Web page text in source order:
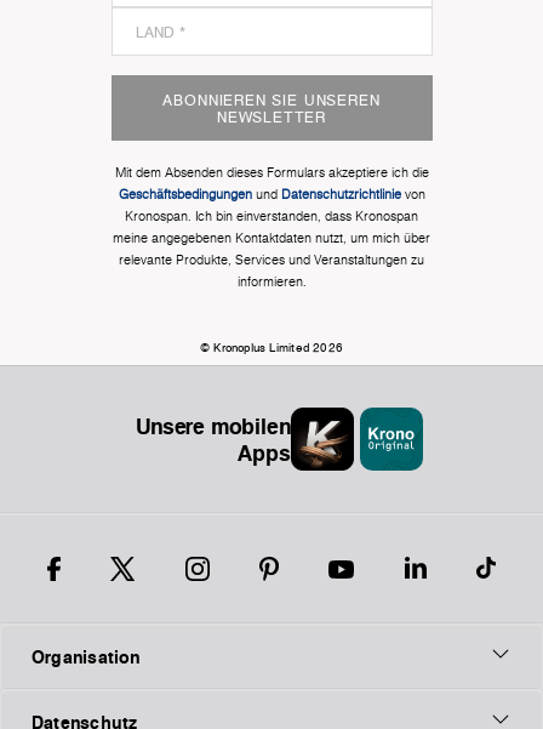
ABONNIEREN SIE UNSEREN
NEWSLETTER
Mit dem Absenden dieses Formulars akzeptiere ich die
Geschäftsbedingungenund Datenschutzrichtlinievon
Kronospan. Ich bin einverstanden, dass Kronospan
meine angegebenen Kontaktdaten nutzt, um mich über
relevante Produkte, Services und Veranstaltungen zu
informieren.
© Kronoplus Limited 2026
Unsere mobilen
Apps
Organisation
Datenschutz